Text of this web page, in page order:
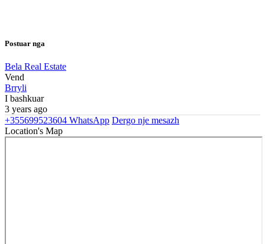
Postuar nga
Bela Real Estate
Vend
Brryli
I bashkuar
3 years ago
+355699523604 WhatsApp Dergo nje mesazh
Location's Map